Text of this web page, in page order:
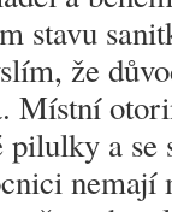
stavu
že
Místní
a se
nemají